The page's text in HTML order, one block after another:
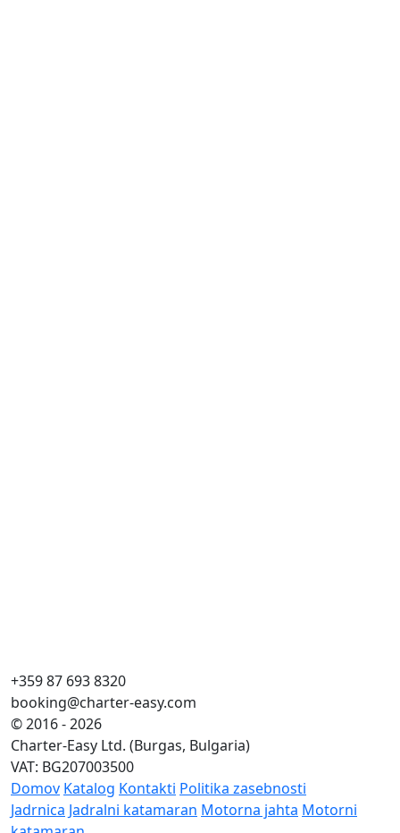
+359 87 693 8320
booking@charter-easy.com
© 2016 - 2026
Charter-Easy Ltd. (Burgas, Bulgaria)
VAT: BG207003500
Domov Katalog Kontakti Politika zasebnosti
Jadrnica Jadralni katamaran Motorna jahta Motorni